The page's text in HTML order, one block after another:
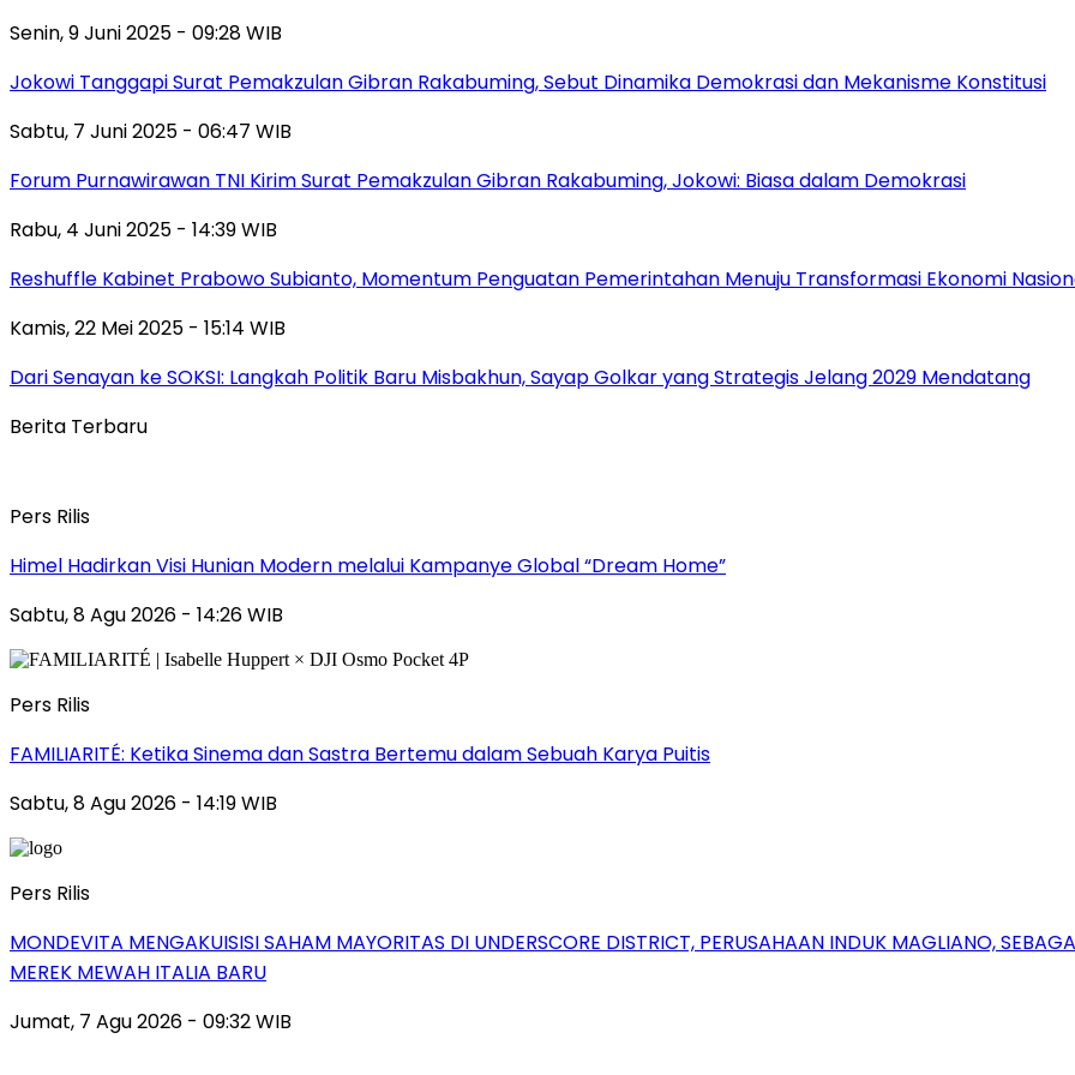
Senin, 9 Juni 2025 - 09:28 WIB
Jokowi Tanggapi Surat Pemakzulan Gibran Rakabuming, Sebut Dinamika Demokrasi dan Mekanisme Konstitusi
Sabtu, 7 Juni 2025 - 06:47 WIB
Forum Purnawirawan TNI Kirim Surat Pemakzulan Gibran Rakabuming, Jokowi: Biasa dalam Demokrasi
Rabu, 4 Juni 2025 - 14:39 WIB
Reshuffle Kabinet Prabowo Subianto, Momentum Penguatan Pemerintahan Menuju Transformasi Ekonomi
Kamis, 22 Mei 2025 - 15:14 WIB
Dari Senayan ke SOKSI: Langkah Politik Baru Misbakhun, Sayap Golkar yang Strategis Jelang 2029 Mendatang
Berita Terbaru
Pers Rilis
Himel Hadirkan Visi Hunian Modern melalui Kampanye Global “Dream Home”
Sabtu, 8 Agu 2026 - 14:26 WIB
Pers Rilis
FAMILIARITÉ: Ketika Sinema dan Sastra Bertemu dalam Sebuah Karya Puitis
Sabtu, 8 Agu 2026 - 14:19 WIB
Pers Rilis
MONDEVITA MENGAKUISISI SAHAM MAYORITAS DI UNDERSCORE DISTRICT, PERUSAHAAN INDUK MAGLIANO,
MEREK MEWAH ITALIA BARU
Jumat, 7 Agu 2026 - 09:32 WIB